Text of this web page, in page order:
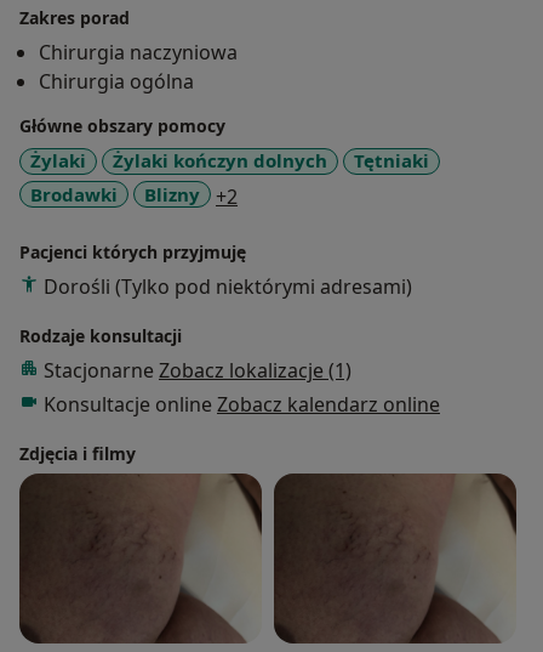
Ponad 15 letnie doświadczenie w zakresie
laseroterapii zmian naczyniowych oraz zmian
skórnych laserem Nd-Yag oraz CO2
Zakres porad
Chirurgia naczyniowa
Chirurgia ogólna
Główne obszary pomocy
Żylaki Żylaki kończyn dolnych
Tętniaki
Brodawki
Blizny +2
Pacjenci których przyjmuję
Dorośli (Tylko pod niektórymi adresami)
Rodzaje konsultacji
Stacjonarne Zobacz lokalizacje (1)
Konsultacje online Zobacz kalendarz online
Zdjęcia i filmy